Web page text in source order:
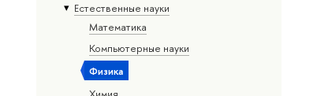
Естественные науки
Математика
Компьютерные науки
Физика